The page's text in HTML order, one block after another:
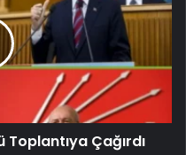
Çağırdı